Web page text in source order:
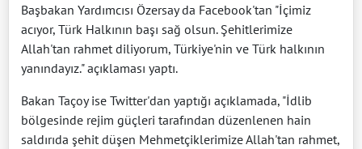
Başbakan Yardımcısı Özersay da Facebook'tan "İçimiz
acıyor, Türk Halkının başı sağ olsun. Şehitlerimize
Allah'tan rahmet diliyorum, Türkiye'nin ve Türk halkının
yanındayız." açıklaması yaptı.
Bakan Taçoy ise Twitter'dan yaptığı açıklamada, "İdlib
bölgesinde rejim güçleri tarafından düzenlenen hain
saldırıda şehit düşen Mehmetçiklerimize Allah'tan rahmet,